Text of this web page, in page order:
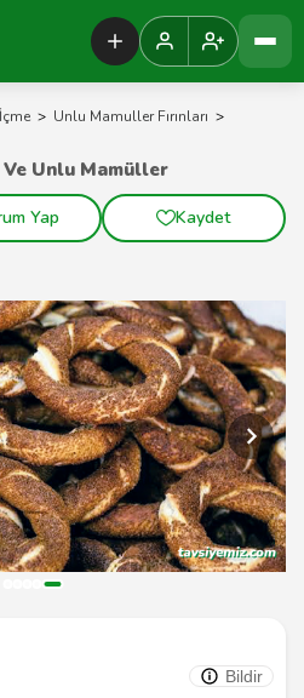
> Unlu Mamuller Fırınları >
Bildir
Unlu Mamüller
Yap Kaydet